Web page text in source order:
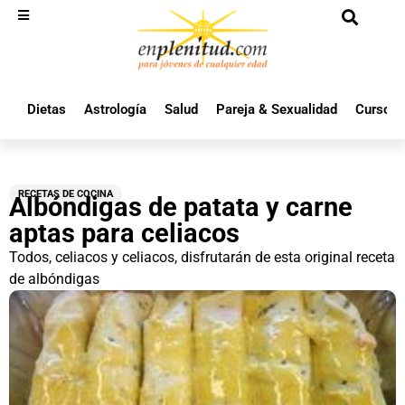
Dietas Astrología Salud Pareja & Sexualidad Cursos
RECETAS DE COCINA
Albóndigas de patata y carne
aptas para celiacos
Todos, celiacos y celiacos, disfrutarán de esta original receta
de albóndigas